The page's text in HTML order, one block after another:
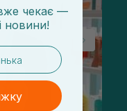
чекає —
новини!